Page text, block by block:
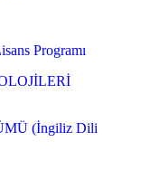
Programı
(İngiliz Dili